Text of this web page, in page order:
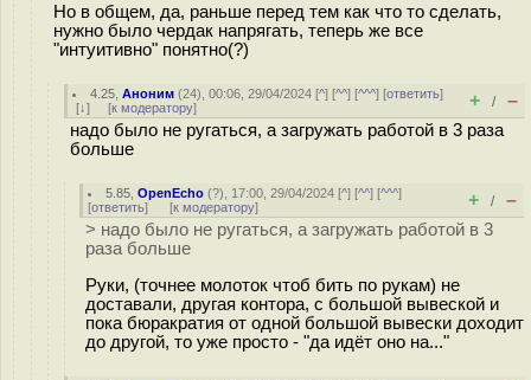
Но в общем, да, раньше перед тем как что то сделать,
нужно было чердак напрягать, теперь же все
"интуитивно" понятно(?)
4.25 ,Аноним (24), 00:06, 29/04/2024 [^] [^^] [^^^] [ответить]
[↓] [к модератору] + / –
надо было не ругаться, а загружать работой в 3 раза
больше
5.85 ,OpenEcho (?), 17:00, 29/04/2024 [^] [^^] [^^^]
[ответить] [к модератору] + / –
> надо было не ругаться, а загружать работой в 3
раза больше
Руки, (точнее молоток чтоб бить по рукам) не
доставали, другая контора, с большой вывеской и
пока бюракратия от одной большой вывески доходит
до другой, то уже просто - "да идёт оно на..."